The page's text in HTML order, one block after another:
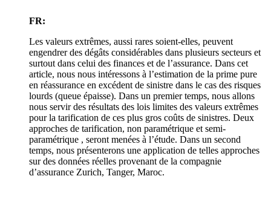
FR:
Les valeurs extrêmes, aussi rares soient-elles, peuvent
engendrer des dégâts considérables dans plusieurs secteurs et
surtout dans celui des finances et de l’assurance. Dans cet
article, nous nous intéressons à l’estimation de la prime pure
en réassurance en excédent de sinistre dans le cas des risques
lourds (queue épaisse). Dans un premier temps, nous allons
nous servir des résultats des lois limites des valeurs extrêmes
pour la tarification de ces plus gros coûts de sinistres. Deux
approches de tarification, non paramétrique et semi-
paramétrique , seront menées à l’étude. Dans un second
temps, nous présenterons une application de telles approches
sur des données réelles provenant de la compagnie
d’assurance Zurich, Tanger, Maroc.